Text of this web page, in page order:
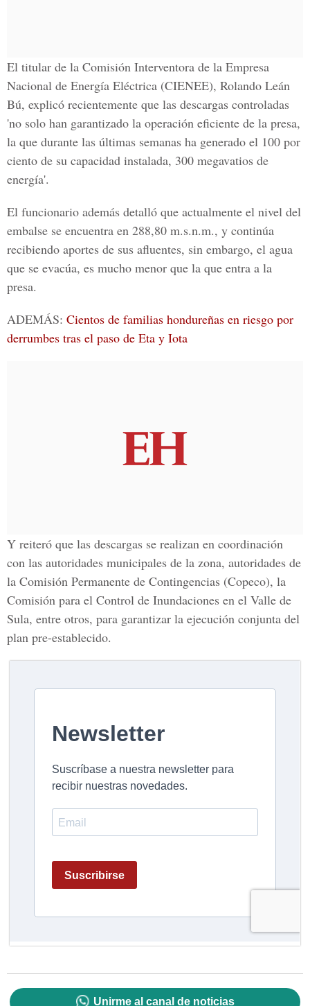
El titular de la Comisión Interventora de la Empresa
Nacional de Energía Eléctrica (CIENEE), Rolando Leán
Bú, explicó recientemente que las descargas controladas
'no solo han garantizado la operación eficiente de la presa,
la que durante las últimas semanas ha generado el 100 por
ciento de su capacidad instalada, 300 megavatios de
energía'.
El funcionario además detalló que actualmente el nivel del
embalse se encuentra en 288,80 m.s.n.m., y continúa
recibiendo aportes de sus afluentes, sin embargo, el agua
que se evacúa, es mucho menor que la que entra a la
presa.
ADEMÁS: Cientos de familias hondureñas en riesgo por
derrumbes tras el paso de Eta y Iota
Y reiteró que las descargas se realizan en coordinación
con las autoridades municipales de la zona, autoridades de
la Comisión Permanente de Contingencias (Copeco), la
Comisión para el Control de Inundaciones en el Valle de
Sula, entre otros, para garantizar la ejecución conjunta del
plan pre-establecido.
Unirme al canal de noticias